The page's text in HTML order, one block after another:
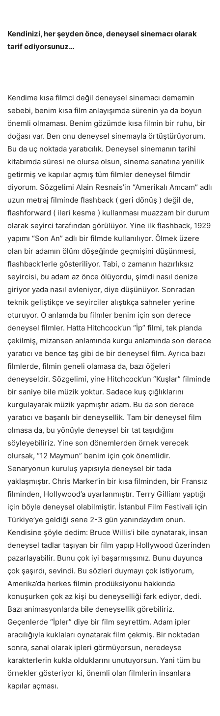
Kendinizi, her şeyden önce, deneysel sinemacı olarak
tarif ediyorsunuz…
Kendime kısa filmci değil deneysel sinemacı dememin
sebebi, benim kısa film anlayışımda sürenin ya da boyun
önemli olmaması. Benim gözümde kısa filmin bir ruhu, bir
doğası var. Ben onu deneysel sinemayla örtüştürüyorum.
Bu da uç noktada yaratıcılık. Deneysel sinemanın tarihi
kitabımda süresi ne olursa olsun, sinema sanatına yenilik
getirmiş ve kapılar açmış tüm filmler deneysel filmdir
diyorum. Sözgelimi Alain Resnais’in “Amerikalı Amcam” adlı
uzun metraj filminde flashback ( geri dönüş ) değil de,
flashforward ( ileri kesme ) kullanması muazzam bir durum
olarak seyirci tarafından görülüyor. Yine ilk flashback, 1929
yapımı “Son An” adlı bir filmde kullanılıyor. Ölmek üzere
olan bir adamın ölüm döşeğinde geçmişini düşünmesi,
flashback’lerle gösteriliyor. Tabi, o zamanın hazırlıksız
seyircisi, bu adam az önce ölüyordu, şimdi nasıl denize
giriyor yada nasıl evleniyor, diye düşünüyor. Sonradan
teknik geliştikçe ve seyirciler alıştıkça sahneler yerine
oturuyor. O anlamda bu filmler benim için son derece
deneysel filmler. Hatta Hitchcock’un “İp” filmi, tek planda
çekilmiş, mizansen anlamında kurgu anlamında son derece
yaratıcı ve bence taş gibi de bir deneysel film. Ayrıca bazı
filmlerde, filmin geneli olamasa da, bazı öğeleri
deneyseldir. Sözgelimi, yine Hitchcock’un “Kuşlar” filminde
bir saniye bile müzik yoktur. Sadece kuş çığlıklarını
kurgulayarak müzik yapmıştır adam. Bu da son derece
yaratıcı ve başarılı bir deneysellik. Tam bir deneysel film
olmasa da, bu yönüyle deneysel bir tat taşıdığını
söyleyebiliriz. Yine son dönemlerden örnek verecek
olursak, “12 Maymun” benim için çok önemlidir.
Senaryonun kuruluş yapısıyla deneysel bir tada
yaklaşmıştır. Chris Marker’in bir kısa filminden, bir Fransız
filminden, Hollywood’a uyarlanmıştır. Terry Gilliam yaptığı
için böyle deneysel olabilmiştir. İstanbul Film Festivali için
Türkiye’ye geldiği sene 2-3 gün yanındaydım onun.
Kendisine şöyle dedim: Bruce Willis’i bile oynatarak, insan
deneysel tadlar taşıyan bir film yapıp Hollywood üzerinden
pazarlayabilir. Bunu çok iyi başarmışsınız. Bunu duyunca
çok şaşırdı, sevindi. Bu sözleri duymayı çok istiyorum,
Amerika’da herkes filmin prodüksiyonu hakkında
konuşurken çok az kişi bu deneyselliği fark ediyor, dedi.
Bazı animasyonlarda bile deneysellik görebiliriz.
Geçenlerde “İpler” diye bir film seyrettim. Adam ipler
aracılığıyla kuklaları oynatarak film çekmiş. Bir noktadan
sonra, sanal olarak ipleri görmüyorsun, neredeyse
karakterlerin kukla olduklarını unutuyorsun. Yani tüm bu
örnekler gösteriyor ki, önemli olan filmlerin insanlara
kapılar açması.